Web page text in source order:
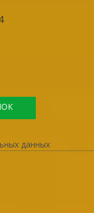
данных